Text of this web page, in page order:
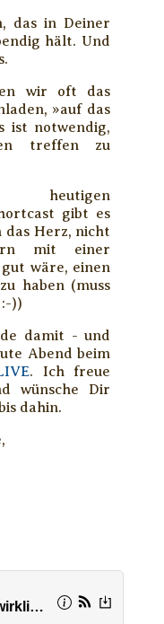
das in Deiner
hält. Und
wir oft das
»auf das
ist notwendig,
treffen zu
gibt es
das Herz, nicht
mit einer
wäre, einen
haben (muss
))
damit - und
Abend beim
. Ich freue
wünsche Dir
dahin.